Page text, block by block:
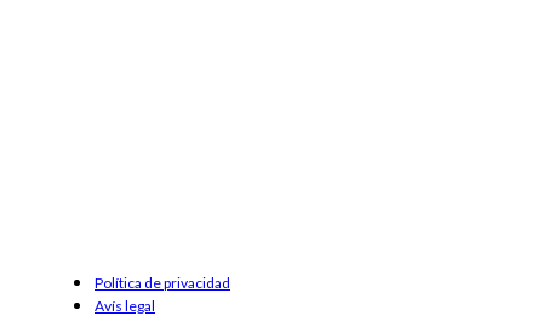
Política de privacidad
Avís legal